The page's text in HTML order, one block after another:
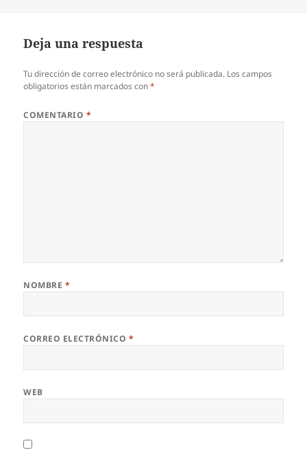
Deja una respuesta
Tu dirección de correo electrónico no será publicada. Los campos
obligatorios están marcados con*
COMENTARIO *
NOMBRE *
CORREO ELECTRÓNICO *
WEB